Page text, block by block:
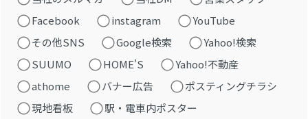
Facebook
instagram
YouTube
その他SNS
Google検索
Yahoo!検索
SUUMO
HOME'S
Yahoo!不動産
athome
バナー広告
ポスティングチラシ
現地看板
駅・電車内ポスター